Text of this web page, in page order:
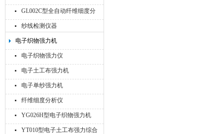
GL002C型全自动纤维细度分
析仪
纱线检测仪器
电子织物强力机
电子织物强力仪
电子土工布强力机
电子单纱强力机
纤维细度分析仪
YG026H型电子织物强力机
YT010型电子土工布强力综合